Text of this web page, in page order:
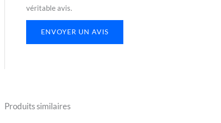
véritable avis.
ENVOYER UN AVIS
Produits similaires